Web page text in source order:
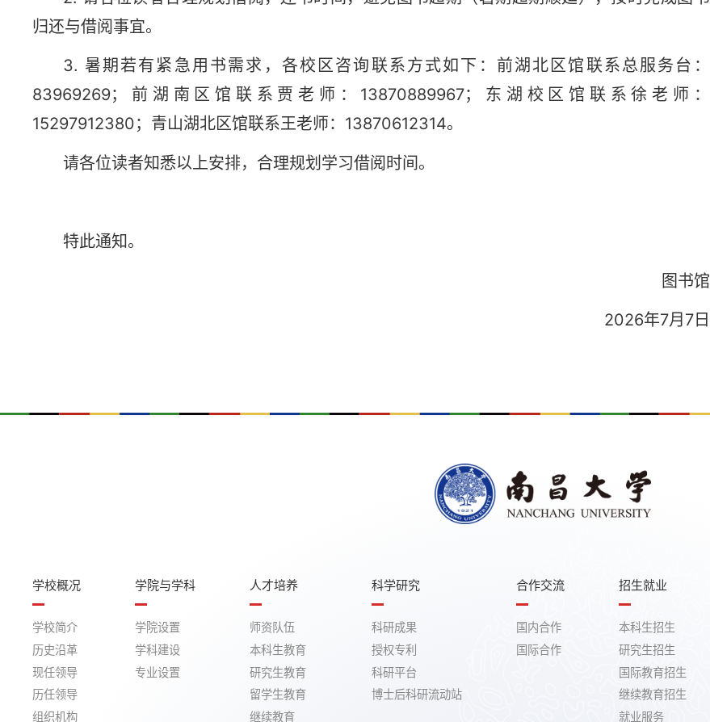
归还与借阅事宜。
3. 暑期若有紧急用书需求，各校区咨询联系方式如下：前湖北区馆联系总服务台：
83969269；前湖南区馆联系贾老师：13870889967；东湖校区馆联系徐老师：
15297912380；青山湖北区馆联系王老师：13870612314。
请各位读者知悉以上安排，合理规划学习借阅时间。
特此通知。
图书馆
2026年7月7日
学校概况
学校简介
历史沿革
现任领导
历任领导
组织机构
学院与学科
学院设置
学科建设
专业设置
人才培养
师资队伍
本科生教育
研究生教育
留学生教育
继续教育
科学研究
科研成果
授权专利
科研平台
博士后科研流动站
合作交流
国内合作
国际合作
招生就业
本科生招生
研究生招生
国际教育招生
继续教育招生
就业服务